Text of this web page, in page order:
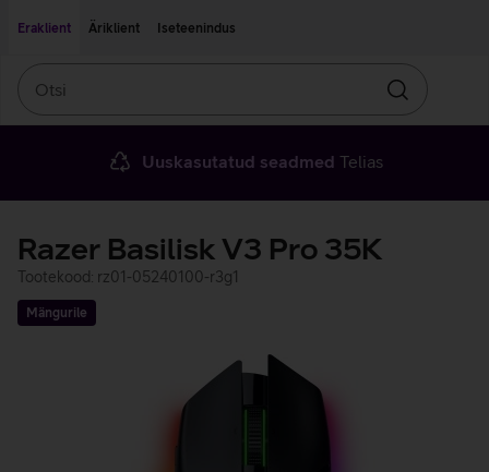
Eraklient
Äriklient Iseteenindus
Otsin
Uuskasutatud seadmed Telias
Razer Basilisk V3 Pro 35K
Tootekood: rz01-05240100-r3g1
Mängurile